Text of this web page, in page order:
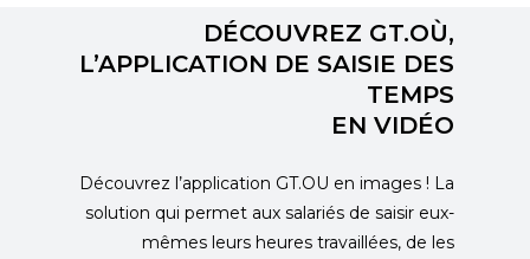
DÉCOUVREZ GT.OÙ,
L’APPLICATION DE SAISIE DES
TEMPS
EN VIDÉO
Découvrez l’application GT.OU en images ! La
solution qui permet aux salariés de saisir eux-
mêmes leurs heures travaillées, de les